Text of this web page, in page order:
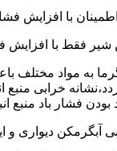
شیر فقط با
گرما به مواد
خرابی
بودن فشار باد
دیواری و